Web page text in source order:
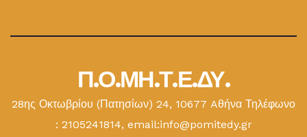
Π.Ο.ΜΗ.Τ.Ε.ΔΥ.
28ης Οκτωβρίου (Πατησίων) 24, 10677 Aθήνα Τηλέφωνο
: 2105241814, email:info@pomitedy.gr